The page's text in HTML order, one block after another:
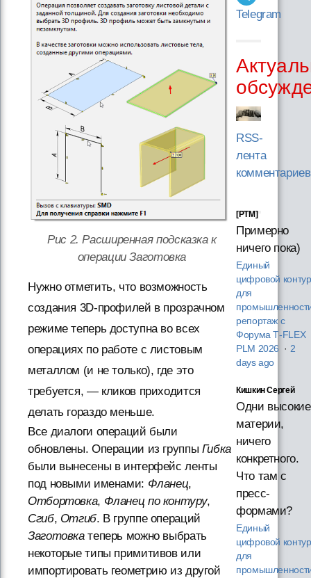
Рис 2. Расширенная подсказка к
операции Заготовка
Нужно отметить, что возможность
создания 3D-профилей в прозрачном
режиме теперь доступна во всех
операциях по работе с листовым
металлом (и не только), где это
требуется, — кликов приходится
делать гораздо меньше.
Все диалоги операций были
обновлены. Операции из группы Гибка
были вынесены в интерфейс ленты
под новыми именами: Фланец,
Отбортовка, Фланец по контуру,
Сгиб, Отгиб. В группе операций
Заготовкатеперь можно выбрать
некоторые типы примитивов или
импортировать геометрию из другой
Telegram
RSS-
лента
комментариев
[PTM]
Примерно
ничего пока)
Единый
цифровой контур
для
репортаж с
Форума T‑FLEX
PLM 2026 · 2
days ago
Кишкин Сергей
Одни высокие
материи,
ничего
конкретного.
Что там с
пресс-
формами?
Единый
цифровой контур
для